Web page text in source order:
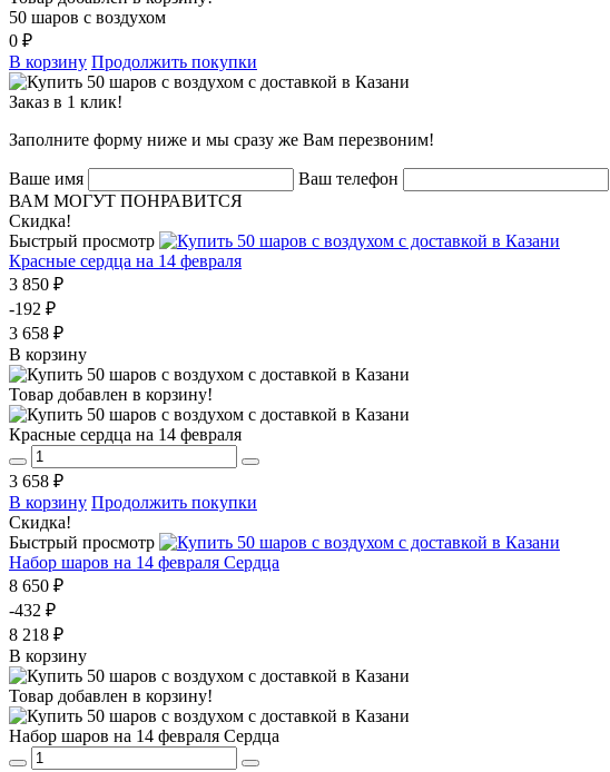
50 шаров с воздухом
0 ₽
В корзину Продолжить покупки
Заказ в 1 клик!
Заполните форму ниже и мы сразу же Вам перезвоним!
Ваше имя Ваш телефон
ВАМ МОГУТ ПОНРАВИТСЯ
Скидка!
Быстрый просмотр
Красные сердца на 14 февраля
3 850 ₽
-192 ₽
3 658 ₽
В корзину
Товар добавлен в корзину!
Красные сердца на 14 февраля
3 658 ₽
В корзину Продолжить покупки
Скидка!
Быстрый просмотр
Набор шаров на 14 февраля Сердца
8 650 ₽
-432 ₽
8 218 ₽
В корзину
Товар добавлен в корзину!
Набор шаров на 14 февраля Сердца